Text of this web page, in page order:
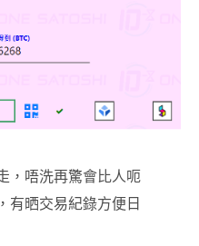
，唔洗再驚會比人呃
有晒交易紀錄方便日